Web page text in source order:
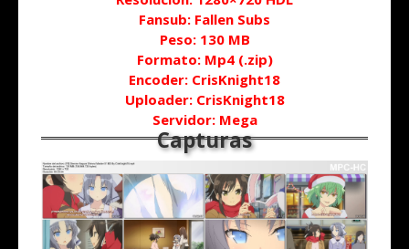
Fansub: Fallen Subs
Peso: 130 MB
Formato: Mp4 (.zip)
Encoder: CrisKnight18
Uploader: CrisKnight18
Servidor: Mega